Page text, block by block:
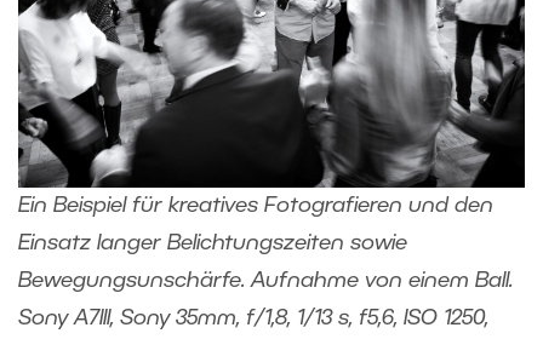
Ein Beispiel für kreatives Fotografieren und den
Einsatz langer Belichtungszeiten sowie
Bewegungsunschärfe. Aufnahme von einem Ball.
Sony A7III, Sony 35mm, f/1,8, 1/13 s, f5,6, ISO 1250,